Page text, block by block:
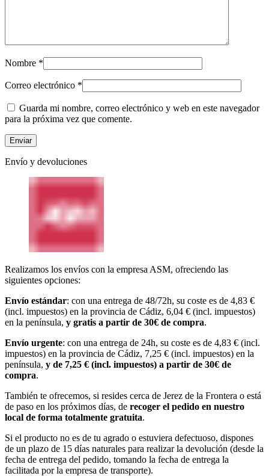
Nombre *
Correo electrónico *
Guarda mi nombre, correo electrónico y web en este navegador
para la próxima vez que comente.
Envío y devoluciones
Realizamos los envíos con la empresa ASM, ofreciendo las
siguientes opciones:
Envío estándar: con una entrega de 48/72h, su coste es de 4,83 €
(incl. impuestos) en la provincia de Cádiz, 6,04 € (incl. impuestos)
en la península, y gratis a partir de 30€ de compra.
Envío urgente: con una entrega de 24h, su coste es de 4,83 € (incl.
impuestos) en la provincia de Cádiz, 7,25 € (incl. impuestos) en la
península, y de 7,25 € (incl. impuestos) a partir de 30€ de
compra.
También te ofrecemos, si resides cerca de Jerez de la Frontera o está
de paso en los próximos días, de recoger el pedido en nuestro
local de forma totalmente gratuita.
Si el producto no es de tu agrado o estuviera defectuoso, dispones
de un plazo de 15 días naturales para realizar la devolución (desde la
fecha de entrega del pedido, tomando la fecha de entrega la
facilitada por la empresa de transporte).